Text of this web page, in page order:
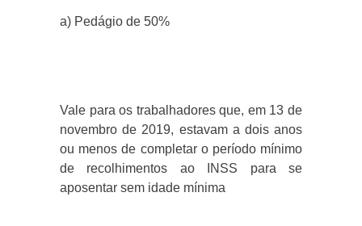
a) Pedágio de 50%
Vale para os trabalhadores que, em 13 de
novembro de 2019, estavam a dois anos
ou menos de completar o período mínimo
de recolhimentos ao INSS para se
aposentar sem idade mínima